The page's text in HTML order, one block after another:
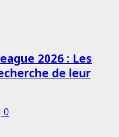
2026 : Les
de leur
0